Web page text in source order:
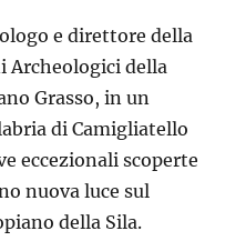
e direttore della
Archeologici della
Grasso, in un
di Camigliatello
eccezionali scoperte
nuova luce sul
della Sila.